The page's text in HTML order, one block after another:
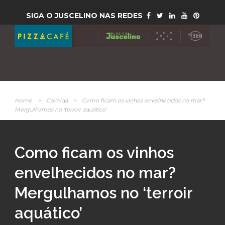
SIGA O JUSCELINO NAS REDES
Home > Comida >
Como ficam os vinhos envelhecidos no mar?
Mergulhamos no ‘terroir aquático’
Como ficam os vinhos
envelhecidos no mar?
Mergulhamos no ‘terroir
aquático’